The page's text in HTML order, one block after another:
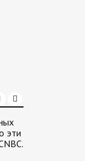
эти